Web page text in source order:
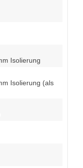
Isolierung
Isolierung (als